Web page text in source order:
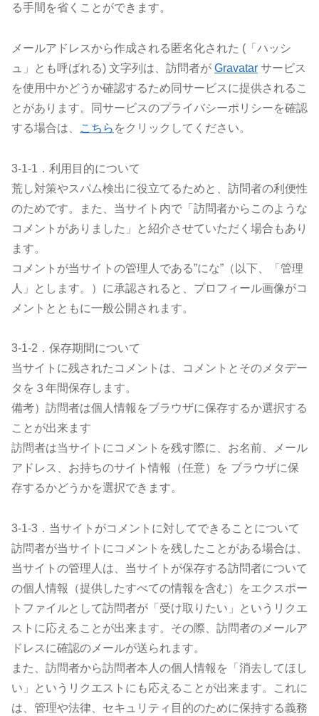
る手間を省くことができます。
メールアドレスから作成される匿名化された (「ハッシ
ュ」とも呼ばれる) 文字列は、訪問者が Gravatar サービス
を使用中かどうか確認するため同サービスに提供されるこ
とがあります。同サービスのプライバシーポリシーを確認
する場合は、
こちら をクリックしてください。
3-1-1．利用目的について
荒し対策やスパム検出に役立てるためと、訪問者の利便性
のためです。また、当サイト内で「訪問者からこのような
コメントがありました」と紹介させていただく場合もあり
ます。
コメントが当サイトの管理人である”にな”（以下、「管理
人」とします。）に承認されると、プロフィール画像がコ
メントとともに一般公開されます。
3-1-2．保存期間について
当サイトに残されたコメントは、コメントとそのメタデー
タを３年間保存します。
備考）訪問者は個人情報をブラウザに保存するか選択する
ことが出来ます
訪問者は当サイトにコメントを残す際に、お名前、メール
アドレス、お持ちのサイト情報（任意）を ブラウザに保
存するかどうかを選択できます。
3-1-3．当サイトがコメントに対してできることについて
訪問者が当サイトにコメントを残したことがある場合は、
当サイトの管理人は、当サイトが保存する訪問者について
の個人情報（提供したすべての情報を含む）をエクスポー
トファイルとして訪問者が「受け取りたい」というリクエ
ストに応えることが出来ます。その際、訪問者のメールア
ドレスに確認のメールが送られます。
また、訪問者から訪問者本人の個人情報を「消去してほし
い」というリクエストにも応えることが出来ます。これに
は、管理や法律、セキュリティ目的のために保持する義務